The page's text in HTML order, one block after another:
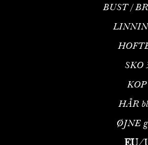
BUST /
SKO
KOP
HÅR
ØJNE
EU/
Jo Kruk – ModemodelProfessionel Profil